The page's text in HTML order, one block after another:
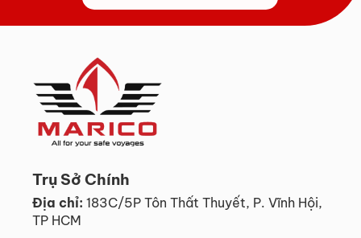
Trụ Sở Chính
Địa chỉ: 183C/5P Tôn Thất Thuyết, P. Vĩnh Hội,
TP HCM